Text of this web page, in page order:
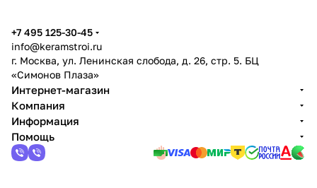
+7 495 125-30-45
info@keramstroi.ru
г. Москва, ул. Ленинская слобода, д. 26, стр. 5. БЦ
«Симонов Плаза»
Интернет-магазин
Компания
Информация
Помощь